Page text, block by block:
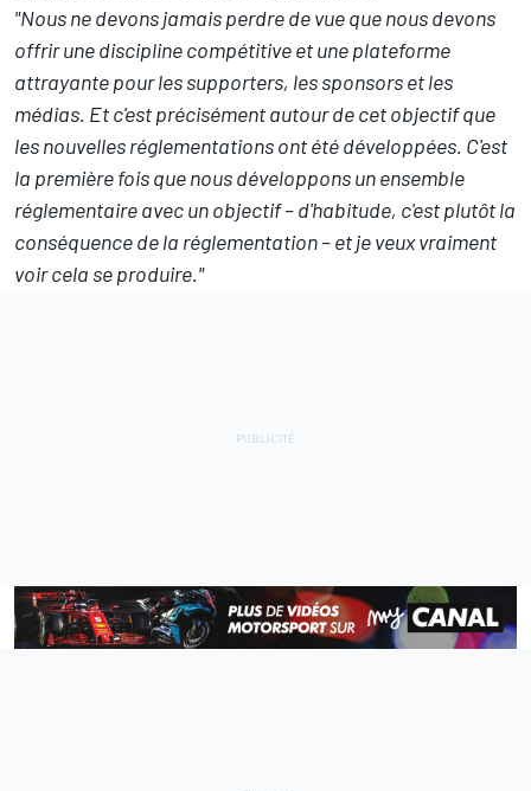
"Nous ne devons jamais perdre de vue que nous devons
offrir une discipline compétitive et une plateforme
attrayante pour les supporters, les sponsors et les
médias. Et c'est précisément autour de cet objectif que
les nouvelles réglementations ont été développées. C'est
la première fois que nous développons un ensemble
réglementaire avec un objectif – d'habitude, c'est plutôt la
conséquence de la réglementation – et je veux vraiment
voir cela se produire."